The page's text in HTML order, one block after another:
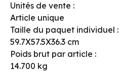
Unités de vente :
Article unique
Taille du paquet individuel :
59.7X57.5X36.3 cm
Poids brut par article :
14.700 kg